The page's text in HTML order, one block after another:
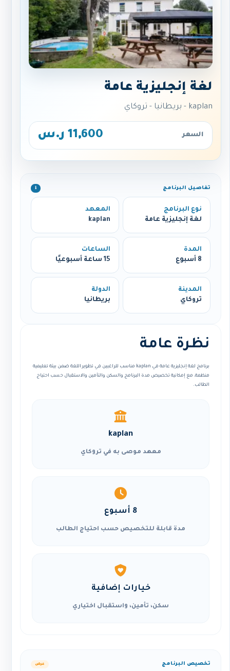
لغة إنجليزية عامة
kaplan - بريطانيا - تروكاي
السعر 11,600 ر.س
تفاصيل البرنامج ℹ️
نوع البرنامج
لغة إنجليزية عامة
المعهد
kaplan
المدة
8 أسبوع
الساعات
15 ساعة أسبوعيًا
المدينة
تروكاي
الدولة
بريطانيا
نظرة عامة
برنامج لغة إنجليزية عامة في kaplan مناسب للراغبين في تطوير اللغة ضمن بيئة تعليمية
منظمة، مع إمكانية تخصيص مدة البرنامج والسكن والتأمين والاستقبال حسب احتياج
الطالب.
kaplan
معهد موصى به في تروكاي
8 أسبوع
مدة قابلة للتخصيص حسب احتياج الطالب
خيارات إضافية
سكن، تأمين، واستقبال اختياري
تخصيص البرنامج عرض